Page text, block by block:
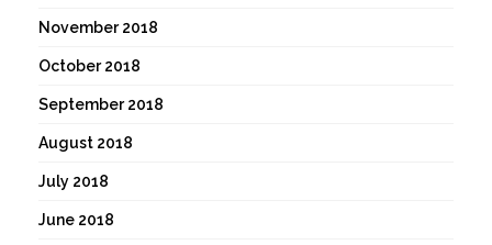
November 2018
October 2018
September 2018
August 2018
July 2018
June 2018